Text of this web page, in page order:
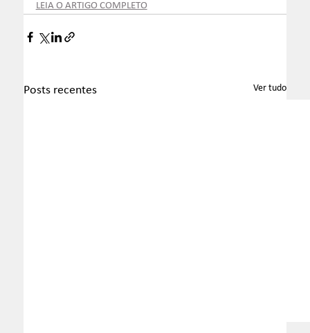
LEIA O ARTIGO COMPLETO
Posts recentes Ver tudo